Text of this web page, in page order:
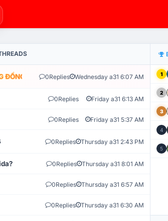
ĐỒNG VLIKE.VN: HỆ THỐNG GIÁM SÁT TỰ
0Replies Wednesday a31 6:07 AM
0Replies Friday a31 6:13 AM
0Replies Friday a31 5:37 AM
0Replies Thursday a31 2:43 PM
0Replies Thursday a31 8:01 AM
0Replies Thursday a31 6:57 AM
0Replies Thursday a31 6:30 AM
1
2
3
4
5